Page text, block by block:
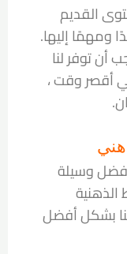
القديم
ومهمًا إليها.
أن توفر لنا
أقصر وقت ،
وسيلة
الذهنية
بشكل أفضل